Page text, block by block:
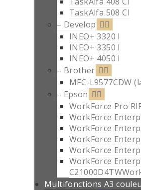
TaskAlfa 508 CI
– Develop
INEO+ 3320 I
INEO+ 3350 I
INEO+ 4050 I
– Brother
MFC-L9577CDW
– Epson
WorkForce Pro
WorkForce
WorkForce
WorkForce
WorkForce
WorkForce
Multifonctions A3